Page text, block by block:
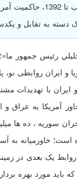
سابقه است. بعد
دسته به تقابل و
رئيس جمهور
و ایران روابطی نو،
با تهدیدات
آمریکا به عراق
سوریه ، ده ها
خاورمیانه به
یک بعدی در
باید مورد بهره